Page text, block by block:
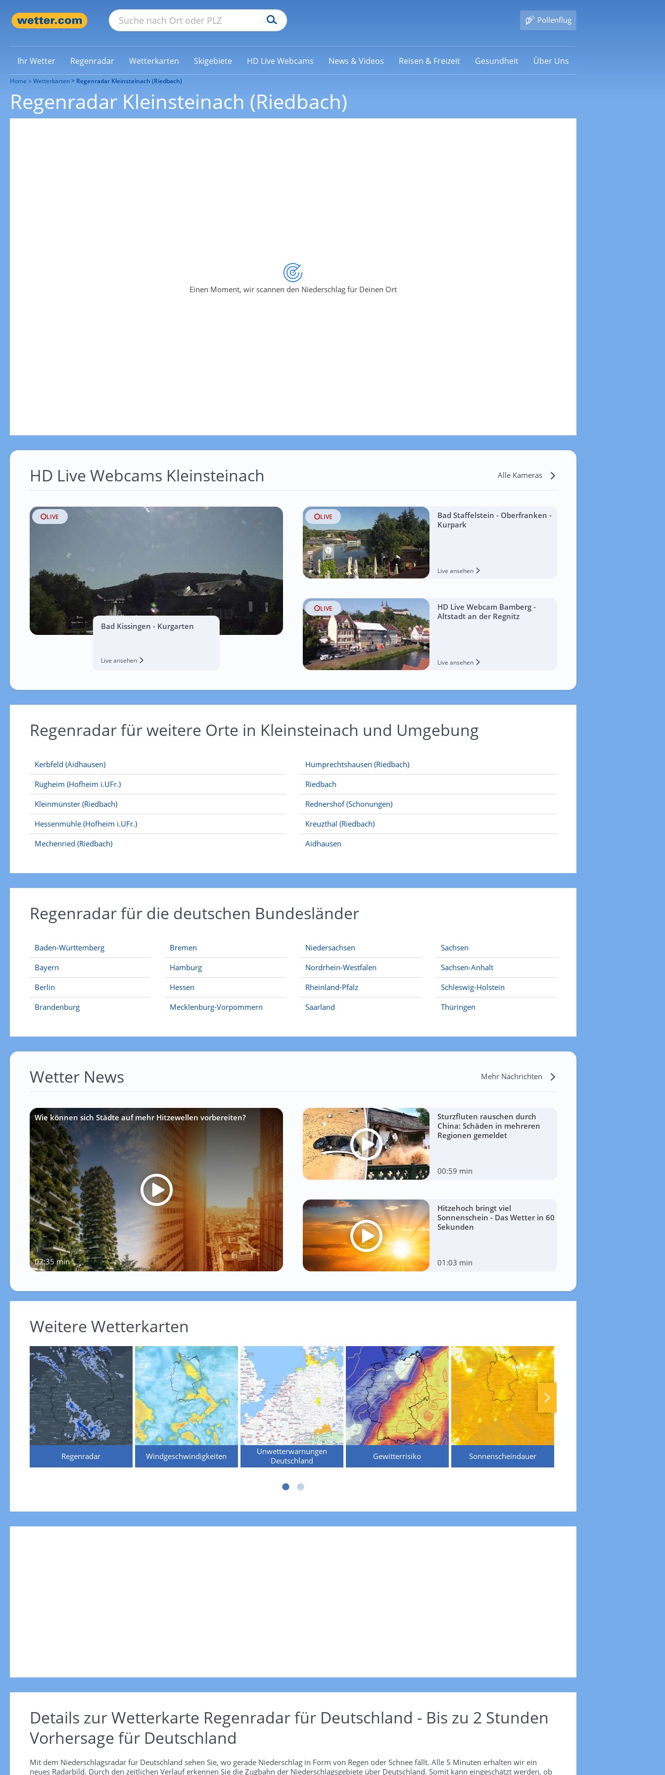
Pollenflug
Ihr Wetter Regenradar Wetterkarten Skigebiete HD Live Webcams News & Videos Reisen & Freizeit Gesundheit Über Uns
Home Wetterkarten Regenradar Kleinsteinach (Riedbach)
Regenradar Kleinsteinach (Riedbach)
Einen Moment, wir scannen den Niederschlag für Deinen Ort
HD Live Webcams Kleinsteinach Alle Kameras
LIVE
Bad Kissingen - Kurgarten
Live ansehen
LIVE
Bad Staffelstein - Oberfranken -
Kurpark
Live ansehen
LIVE
HD Live Webcam Bamberg -
Altstadt an der Regnitz
Live ansehen
Regenradar für weitere Orte in Kleinsteinach und Umgebung
Kerbfeld (Aidhausen)
Rügheim (Hofheim i.UFr.)
Kleinmünster (Riedbach)
Hessenmühle (Hofheim i.UFr.)
Mechenried (Riedbach)
Humprechtshausen (Riedbach)
Riedbach
Rednershof (Schonungen)
Kreuzthal (Riedbach)
Aidhausen
Regenradar für die deutschen Bundesländer
Baden-Württemberg
Bayern
Berlin
Brandenburg
Bremen
Hamburg
Hessen
Mecklenburg-Vorpommern
Niedersachsen
Nordrhein-Westfalen
Rheinland-Pfalz
Saarland
Sachsen
Sachsen-Anhalt
Schleswig-Holstein
Thüringen
Wetter News Mehr Nachrichten
Wie können sich Städte auf mehr Hitzewellen vorbereiten?
02:35 min
Sturzfluten rauschen durch
China: Schäden in mehreren
Regionen gemeldet
00:59 min
Hitzehoch bringt viel
Sonnenschein - Das Wetter in 60
Sekunden
01:03 min
Weitere Wetterkarten
Regenradar Windgeschwindigkeiten
Unwetterwarnungen
Deutschland
Gewitterrisiko Sonnenscheindauer
Details zur Wetterkarte Regenradar für Deutschland - Bis zu 2 Stunden
Vorhersage für Deutschland
Mit dem Niederschlagsradar für Deutschland sehen Sie, wo gerade Niederschlag in Form von Regen oder Schnee fällt. Alle 5 Minuten erhalten wir ein
neues Radarbild. Durch den zeitlichen Verlauf erkennen Sie die Zugbahn der Niederschlagsgebiete über Deutschland. Somit kann eingeschätzt werden, ob